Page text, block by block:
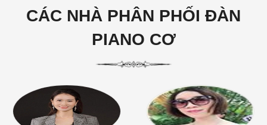
CÁC NHÀ PHÂN PHỐI ĐÀN
PIANO CƠ